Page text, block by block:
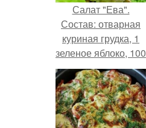
Салат "Ева".
Состав: отварная
куриная грудка, 1
зеленое яблоко, 100
гр.